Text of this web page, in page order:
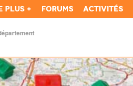
Plus + Forums Activités